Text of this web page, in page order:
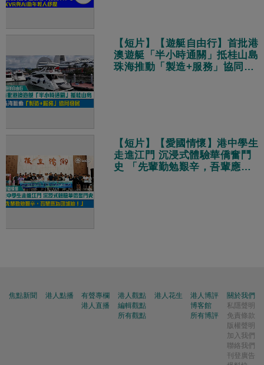
【短片】【遊艇自由行】首批港
澳遊艇「半小時通關」抵桂山島
珠海推動「製造+服務」協同發
【短片】【愛國情懷】港中學生
走進江門 沉浸式體驗華僑奮鬥
史 「先輩勤勉艱辛，吾輩應為
焦點新聞 港人點播
有聲專欄
港人直播
港人觀點
編輯觀點
所有觀點
港人花生
港人博評
博客館
所有博評
關於我們
私隱聲明
免責條款
版權聲明
加入我們
聯絡我們
刊登廣告